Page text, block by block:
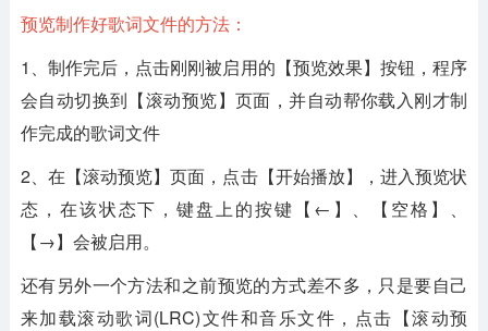
预览制作好歌词文件的方法：
1、制作完后，点击刚刚被启用的【预览效果】按钮，程序
会自动切换到【滚动预览】页面，并自动帮你载入刚才制
作完成的歌词文件
2、在【滚动预览】页面，点击【开始播放】，进入预览状
态，在该状态下，键盘上的按键【←】、【空格】、
【→】会被启用。
还有另外一个方法和之前预览的方式差不多，只是要自己
来加载滚动歌词(LRC)文件和音乐文件，点击【滚动预